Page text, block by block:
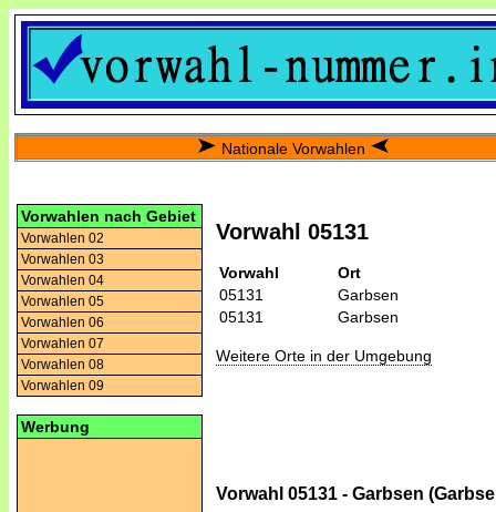
Nationale Vorwahlen
Vorwahlen nach Gebiet
Vorwahlen 02
Vorwahlen 03
Vorwahlen 04
Vorwahlen 05
Vorwahlen 06
Vorwahlen 07
Vorwahlen 08
Vorwahlen 09
Werbung
Vorwahl 05131
Vorwahl
Ort
05131
Garbsen
05131
Garbsen
Weitere Orte in der Umgebung
Vorwahl 05131 - Garbsen